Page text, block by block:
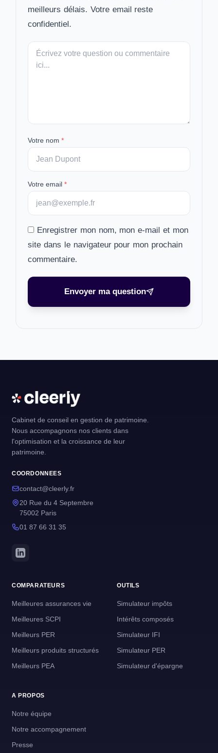
meilleurs délais. Votre email reste
confidentiel.
Votre
message
Votre nom *
Votre email *
Enregistrer mon nom, mon e-mail et mon
site dans le navigateur pour mon prochain
commentaire.
Envoyer ma question
Cabinet de conseil en gestion de patrimoine.
Nous accompagnons nos clients dans
l'optimisation et la croissance de leur
patrimoine.
COORDONNEES
contact@cleerly.fr
20 Rue du 4 Septembre
75002 Paris
01 87 66 31 35
COMPARATEURS
Meilleures assurances vie
Meilleures SCPI
Meilleurs PER
Meilleurs produits structurés
Meilleurs PEA
OUTILS
Simulateur impôts
Intérêts composés
Simulateur IFI
Simulateur PER
Simulateur d'épargne
A PROPOS
Notre équipe
Notre accompagnement
Presse